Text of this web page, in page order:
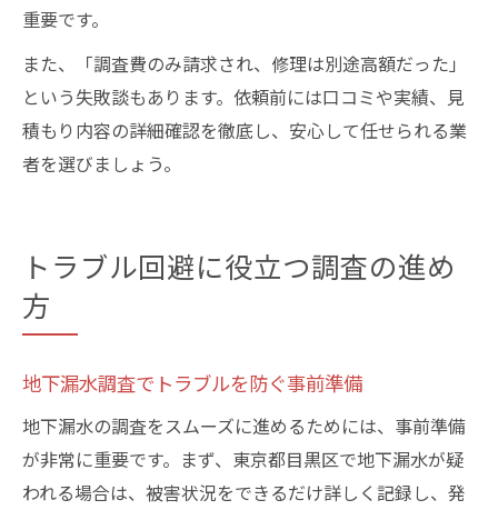
重要です。
また、「調査費のみ請求され、修理は別途高額だった」
という失敗談もあります。依頼前には口コミや実績、見
積もり内容の詳細確認を徹底し、安心して任せられる業
者を選びましょう。
トラブル回避に役立つ調査の進め
方
地下漏水調査でトラブルを防ぐ事前準備
地下漏水の調査をスムーズに進めるためには、事前準備
が非常に重要です。まず、東京都目黒区で地下漏水が疑
われる場合は、被害状況をできるだけ詳しく記録し、発